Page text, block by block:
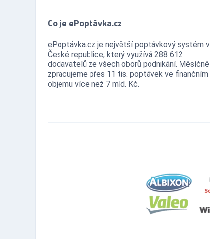
Co je ePoptávka.cz
ePoptávka.cz je největší poptávkový systém v
České republice, který využívá 288 612
dodavatelů ze všech oborů podnikání. Měsíčně
zpracujeme přes 11 tis. poptávek ve finančním
objemu více než 7 mld. Kč.